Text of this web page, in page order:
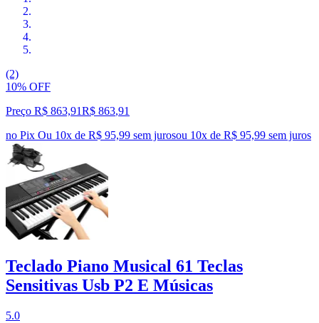
(2)
10% OFF
Preço R$ 863,91R$ 863,91
no Pix Ou 10x de R$ 95,99 sem jurosou 10x de R$ 95,99 sem juros
Teclado Piano Musical 61 Teclas
Sensitivas Usb P2 E Músicas
5.0